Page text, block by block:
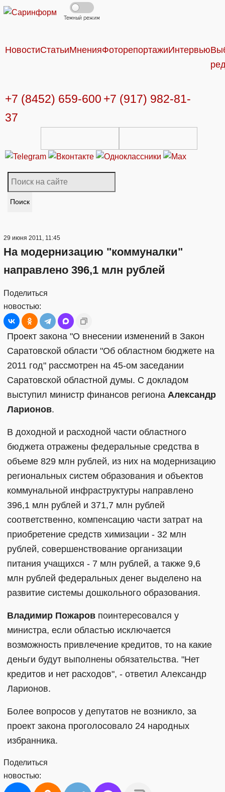
Темный режим
НовостиСтатьиМненияФоторепортажиИнтервью
+7 (8452) 659-600 +7 (917) 982-81-
37
Поиск
29 июня 2011, 11:45
На модернизацию "коммуналки"
направлено 396,1 млн рублей
Поделиться
новостью:
Проект закона "О внесении изменений в Закон
Саратовской области "Об областном бюджете на
2011 год" рассмотрен на 45-ом заседании
Саратовской областной думы. С докладом
выступил министр финансов региона Александр
Ларионов.
В доходной и расходной части областного
бюджета отражены федеральные средства в
объеме 829 млн рублей, из них на модернизацию
региональных систем образования и объектов
коммунальной инфраструктуры направлено
396,1 млн рублей и 371,7 млн рублей
соответственно, компенсацию части затрат на
приобретение средств химизации - 32 млн
рублей, совершенствование организации
питания учащихся - 7 млн рублей, а также 9,6
млн рублей федеральных денег выделено на
развитие системы дошкольного образования.
Владимир Пожаров поинтересовался у
министра, если областью исключается
возможность привлечение кредитов, то на какие
деньги будут выполнены обязательства. "Нет
кредитов и нет расходов", - ответил Александр
Ларионов.
Более вопросов у депутатов не возникло, за
проект закона проголосовало 24 народных
избранника.
Поделиться
новостью: